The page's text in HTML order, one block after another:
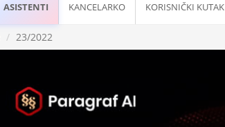
ASISTENTI KANCELARKO KORISNIČKI KUTAK
23/2022